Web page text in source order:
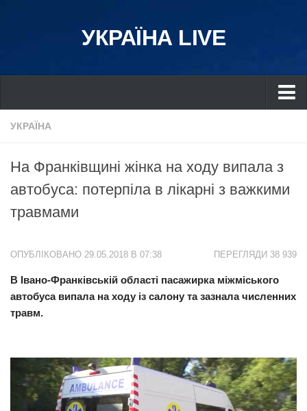
УКРАЇНА LIVE
Україна
Дніпро
Львів
Івано-Франківськ
Донбас
Одеса
Схід
Політика
Світ
УКРАЇНА
На Франківщині жінка на ходу випала з
автобуса: потерпіла в лікарні з важкими
травмами
ПЕРЕГЛЯДИ 38 939
ОПУБЛІКОВАНО 29.05.2018 В 07:38
В Івано-Франківській області пасажирка міжміського
автобуса випала на ходу із салону та зазнала численних
травм.